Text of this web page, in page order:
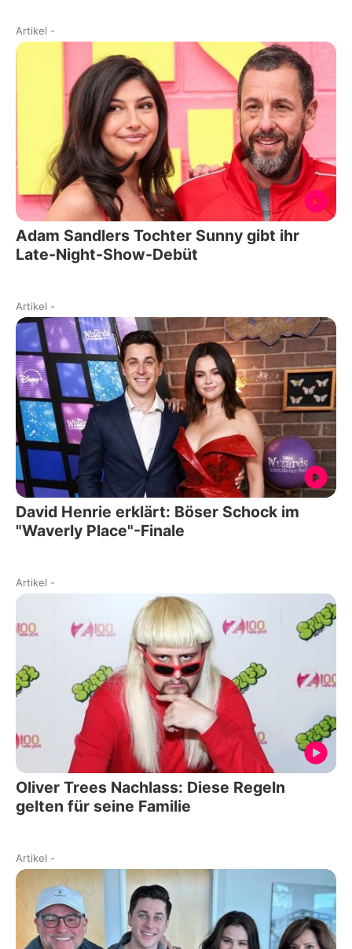
Artikel -
Adam Sandlers Tochter Sunny gibt ihr
Late-Night-Show-Debüt
Artikel -
David Henrie erklärt: Böser Schock im
"Waverly Place"-Finale
Artikel -
Oliver Trees Nachlass: Diese Regeln
gelten für seine Familie
Artikel -